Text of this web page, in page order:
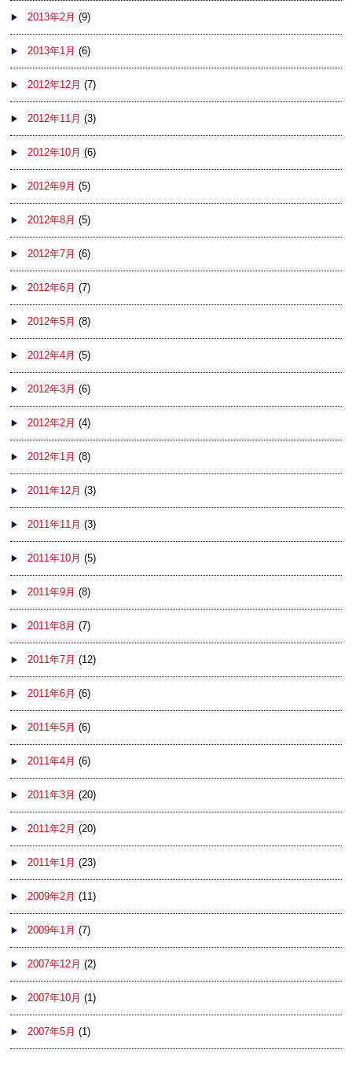
2013年2月 (9)
2013年1月 (6)
2012年12月 (7)
2012年11月 (3)
2012年10月 (6)
2012年9月 (5)
2012年8月 (5)
2012年7月 (6)
2012年6月 (7)
2012年5月 (8)
2012年4月 (5)
2012年3月 (6)
2012年2月 (4)
2012年1月 (8)
2011年12月 (3)
2011年11月 (3)
2011年10月 (5)
2011年9月 (8)
2011年8月 (7)
2011年7月 (12)
2011年6月 (6)
2011年5月 (6)
2011年4月 (6)
2011年3月 (20)
2011年2月 (20)
2011年1月 (23)
2009年2月 (11)
2009年1月 (7)
2007年12月 (2)
2007年10月 (1)
2007年5月 (1)